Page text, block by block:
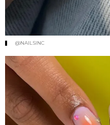
@NAILSINC